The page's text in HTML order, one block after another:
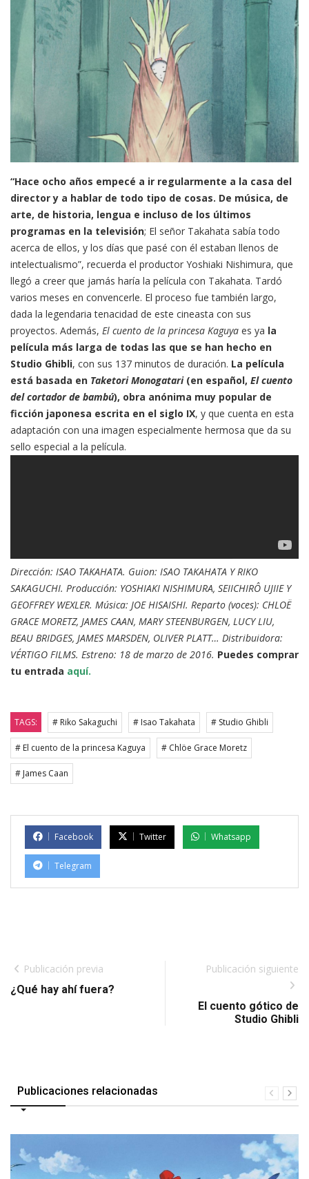
“Hace ocho años empecé a ir regularmente a la casa del
director y a hablar de todo tipo de cosas. De música, de
arte, de historia, lengua e incluso de los últimos
programas en la televisión; El señor Takahata sabía todo
acerca de ellos, y los días que pasé con él estaban llenos de
intelectualismo”, recuerda el productor Yoshiaki Nishimura, que
llegó a creer que jamás haría la película con Takahata. Tardó
varios meses en convencerle. El proceso fue también largo,
dada la legendaria tenacidad de este cineasta con sus
proyectos. Además, El cuento de la princesa Kaguya es ya la
película más larga de todas las que se han hecho en
Studio Ghibli, con sus 137 minutos de duración. La película
está basada en Taketori Monogatari(en español, El cuento
del cortador de bambú), obra anónima muy popular de
ficción japonesa escrita en el siglo IX, y que cuenta en esta
adaptación con una imagen especialmente hermosa que da su
sello especial a la película.
Dirección: ISAO TAKAHATA. Guion: ISAO TAKAHATA Y RIKO
SAKAGUCHI. Producción: YOSHIAKI NISHIMURA, SEIICHIRÔ UJIIE Y
GEOFFREY WEXLER. Música: JOE HISAISHI. Reparto (voces): CHLOË
GRACE MORETZ, JAMES CAAN, MARY STEENBURGEN, LUCY LIU,
BEAU BRIDGES, JAMES MARSDEN, OLIVER PLATT… Distribuidora:
VÉRTIGO FILMS. Estreno: 18 de marzo de 2016. Puedes comprar
tu entrada aquí.
TAGS: # Riko Sakaguchi # Isao Takahata # Studio Ghibli
# El cuento de la princesa Kaguya # Chlöe Grace Moretz
# James Caan
Facebook Twitter Whatsapp
Telegram
Publicación previa
¿Qué hay ahí fuera?
Publicación siguiente
El cuento gótico de
Studio Ghibli
Publicaciones relacionadas